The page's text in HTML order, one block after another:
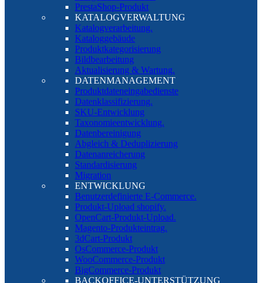
PrestaShop-Produkt
KATALOGVERWALTUNG
Katalogverarbeitung.
Kataloggebäude
Produktkategorisierung
Bildbearbeitung
Aktualisierung & Wartung.
DATENMANAGEMENT
Produktdateneingabedienste
Datenklassifizierung.
SKU-Entwicklung
Taxonomieentwicklung.
Datenbereinigung
Abgleich & Deduplizierung
Datenanreicherung
Standardisierung
Migration
ENTWICKLUNG
Benutzerdefinierte E-Commerce.
Produkt-Upload shopify.
OpenCart-Produkt-Upload.
Magento-Produkteintrag.
3dCart-Produkt
OsCommerce-Produkt
WooCommerce-Produkt
BigCommerce-Produkt
BACKOFFICE-UNTERSTÜTZUNG